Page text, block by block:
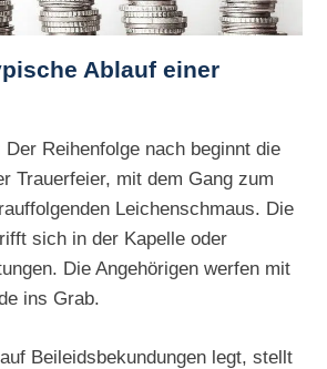
Ablauf einer
Der Reihenfolge nach beginnt die
Trauerfeier, mit dem Gang zum
Leichenschmaus. Die
sich in der Kapelle oder
Die Angehörigen werfen mit
ins Grab.
Beileidsbekundungen legt, stellt